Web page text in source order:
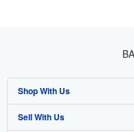
Shop With Us
Advanced Search
Sell With Us